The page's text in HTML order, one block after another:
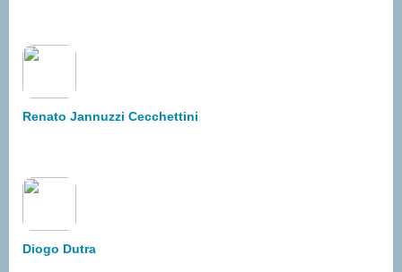
Renato Jannuzzi Cecchettini
Diogo Dutra